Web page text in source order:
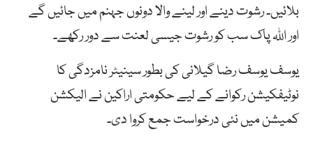
بلائیں۔ رشوت دینے اور لینے والا دونوں جہنم میں جائیں گے
اور اللہ پاک سب کو رشوت جیسی لعنت سے دور رکھے۔
یوسف یوسف رضا گیلانی کی بطور سینیٹر نامزدگی کا
نوٹیفکیشن رکوانے کے لیے حکومتی اراکین نے الیکشن
کمیشن میں نئی درخواست جمع کروا دی۔